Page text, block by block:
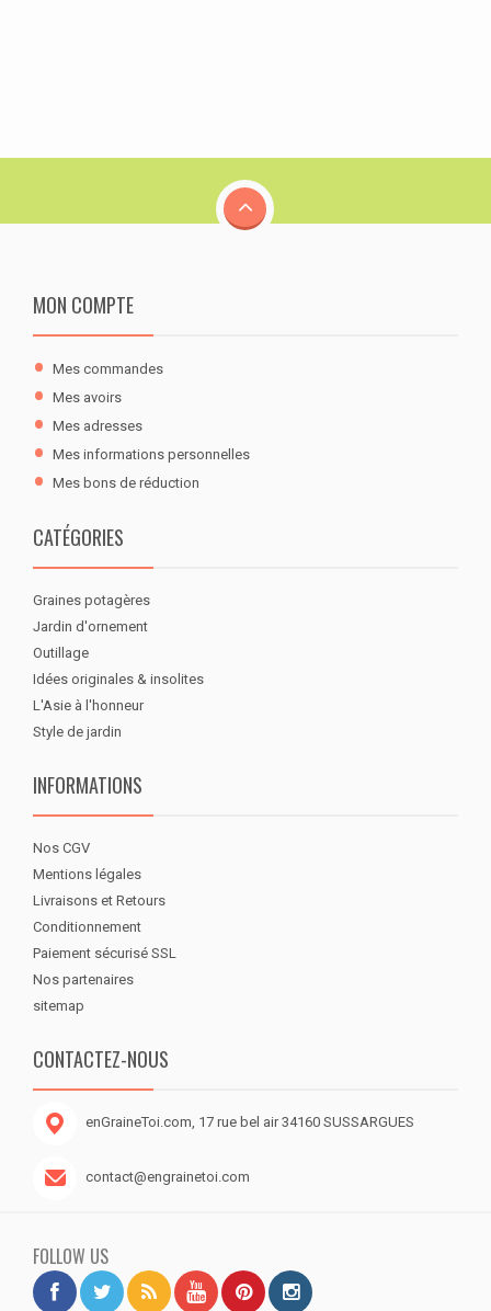
MON COMPTE
Mes commandes
Mes avoirs
Mes adresses
Mes informations personnelles
Mes bons de réduction
CATÉGORIES
Graines potagères
Jardin d'ornement
Outillage
Idées originales & insolites
L'Asie à l'honneur
Style de jardin
INFORMATIONS
Nos CGV
Mentions légales
Livraisons et Retours
Conditionnement
Paiement sécurisé SSL
Nos partenaires
sitemap
CONTACTEZ-NOUS
enGraineToi.com, 17 rue bel air 34160 SUSSARGUES
contact@engrainetoi.com
FOLLOW US